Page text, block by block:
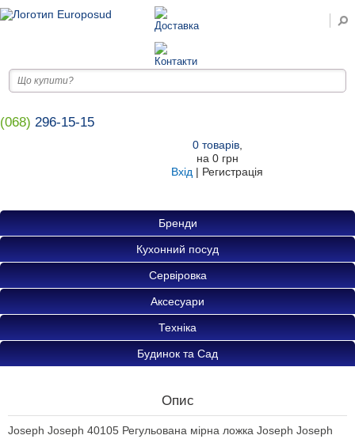
(068) 296-15-15
0товарів,
на 0 грн
Вхід | Регистрація
Бренди
Кухонний посуд
Сервіровка
Аксесуари
Техніка
Будинок та Сад
Опис
Joseph Joseph 40105 Регульована мірна ложка Joseph Joseph